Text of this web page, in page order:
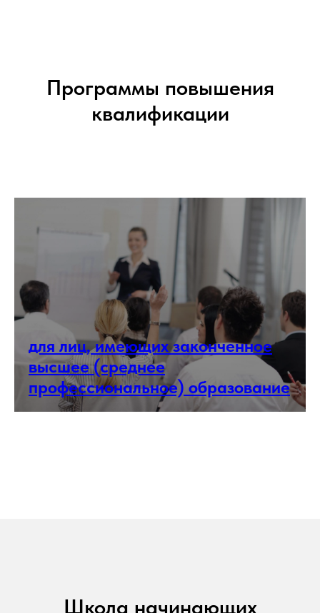
Программы повышения
квалификации
для лиц, имеющих законченное
высшее (среднее
профессиональное) образование
Школа начинающих